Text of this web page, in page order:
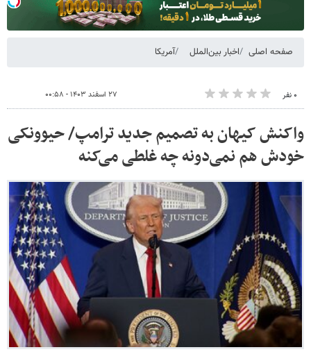
صفحه اصلی اخبار بین‌الملل آمریکا
۰ نفر ۲۷ اسفند ۱۴۰۳ - ۰۰:۵۸
واکنش کیهان به تصمیم جدید ترامپ/ حیوونکی
خودش هم نمی‌دونه چه غلطی می‌کنه